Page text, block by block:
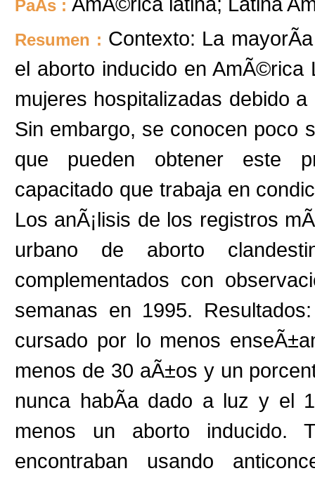
PaÃ­s :
Resumen : Contexto: La
el aborto inducido en
mujeres hospitalizadas debido
Sin embargo, se conocen poco
que pueden obtener este
capacitado que trabaja en
Los anÃ¡lisis de los registros
urbano de aborto
complementados con
semanas en 1995.
cursado por lo menos
menos de 30 aÃ±os y un
nunca habÃ­a dado a luz y el
menos un aborto inducido.
encontraban usando